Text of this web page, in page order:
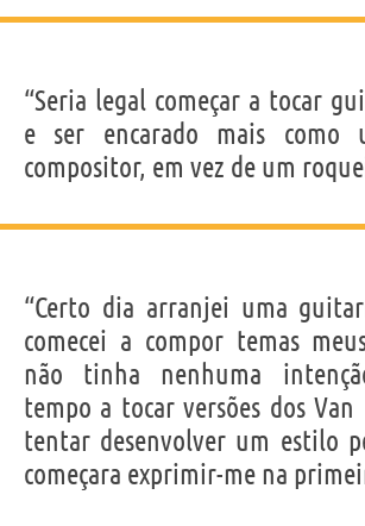
“Seria legal começar a tocar
e ser encarado mais como
compositor, em vez de um
“Certo dia arranjei uma
comecei a compor temas
não tinha nenhuma
tempo a tocar versões dos
tentar desenvolver um estilo
começara exprimir-me na